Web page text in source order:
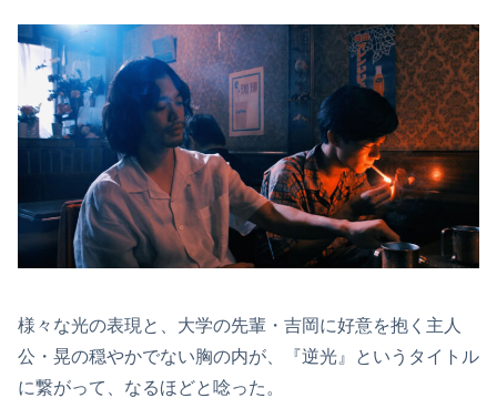
様々な光の表現と、大学の先輩・吉岡に好意を抱く主人
公・晃の穏やかでない胸の内が、『逆光』というタイトル
に繋がって、なるほどと唸った。